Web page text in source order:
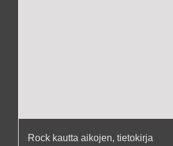
Rock kautta aikojen, tietokirja